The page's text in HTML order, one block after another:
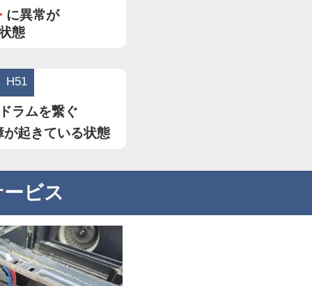
に異常が
態
H51
ラムを繋ぐ
が起きている状態
ビス